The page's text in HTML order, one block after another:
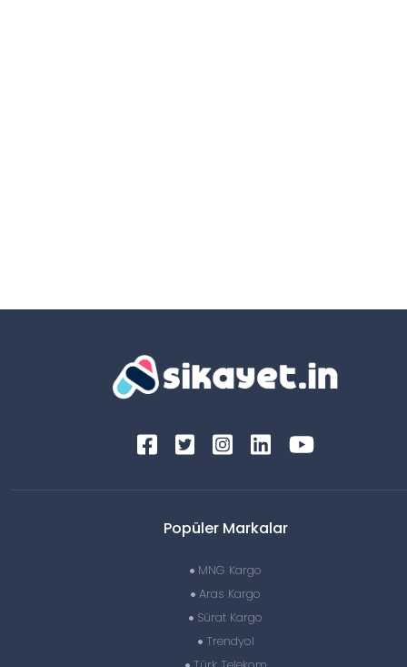
Popüler Markalar
MNG Kargo
Aras Kargo
Sürat Kargo
Trendyol